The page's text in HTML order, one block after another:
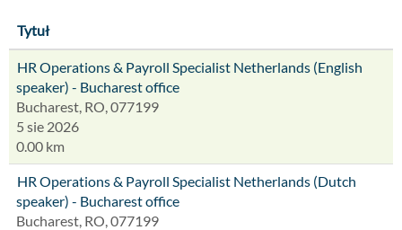
Tytuł
HR Operations & Payroll Specialist Netherlands (English
speaker) - Bucharest office
Bucharest, RO, 077199
5 sie 2026
0.00 km
HR Operations & Payroll Specialist Netherlands (Dutch
speaker) - Bucharest office
Bucharest, RO, 077199